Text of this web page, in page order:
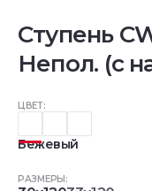
Ступень
Непол. (с
ЦВЕТ:
Бежевый
РАЗМЕРЫ: